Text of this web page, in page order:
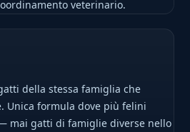
veterinario.
della stessa famiglia che
Unica formula dove più felini
mai gatti di famiglie diverse nello